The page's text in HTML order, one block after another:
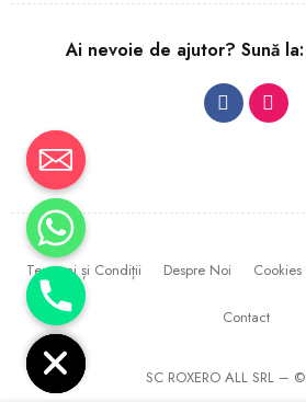
Ai nevoie de ajutor? Sună la:
SC ROXERO ALL SRL – ©
Termeni și Condiții Despre Noi Cookies
Contact
HIDE
CHATY